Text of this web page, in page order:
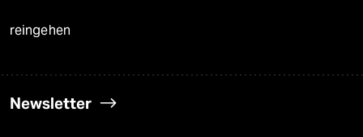
reingehen
Newsletter